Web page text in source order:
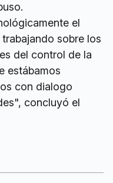
el
sobre los
del control de la
estábamos
con dialogo
concluyó el